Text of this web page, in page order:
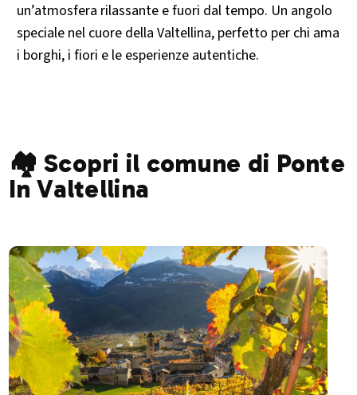
un’atmosfera rilassante e fuori dal tempo. Un angolo
speciale nel cuore della Valtellina, perfetto per chi ama
i borghi, i fiori e le esperienze autentiche.
🏘️ Scopri il comune di Ponte
In Valtellina